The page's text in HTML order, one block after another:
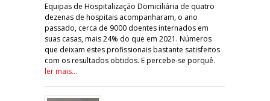
Equipas de Hospitalização Domiciliária de quatro
dezenas de hospitais acompanharam, o ano
passado, cerca de 9000 doentes internados em
suas casas, mais 24% do que em 2021. Números
que deixam estes profissionais bastante satisfeitos
com os resultados obtidos. E percebe-se porquê.
ler mais...